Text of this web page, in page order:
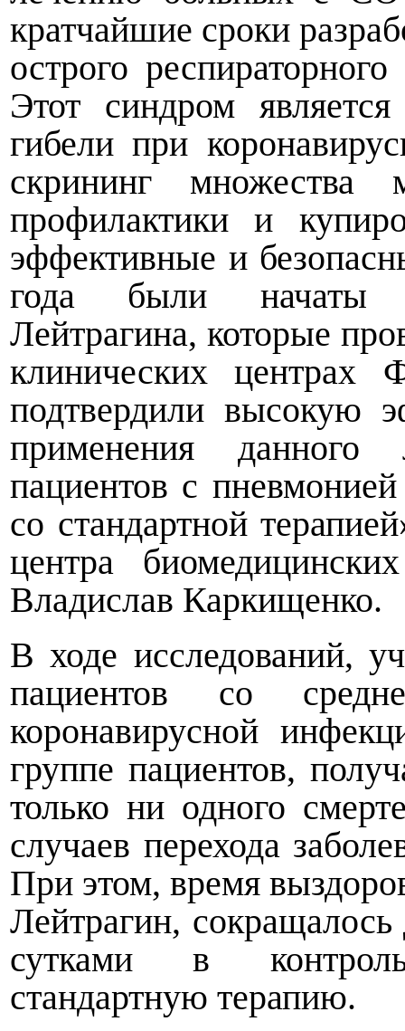
кратчайшие сроки
острого
Этот синдром
гибели при
скрининг множества
профилактики и
эффективные и
года были начаты
Лейтрагина, которые
клинических центрах
подтвердили высокую
применения данного
пациентов с
со стандартной
центра
Владислав Каркищенко.
В ходе исследований,
пациентов со
коронавирусной
группе пациентов,
только ни одного
случаев перехода
При этом, время
Лейтрагин,
сутками в
стандартную терапию.